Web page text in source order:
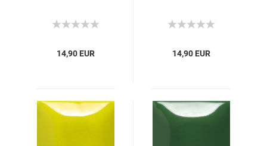
14,90 EUR 14,90 EUR